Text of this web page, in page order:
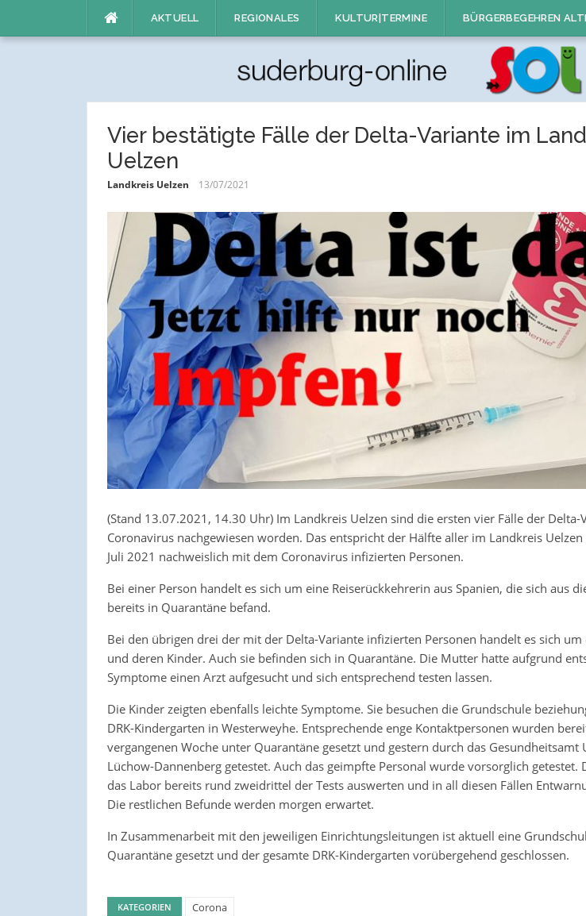
AKTUELL REGIONALES KULTUR|TERMINE BÜRGERBEGEHREN
Vier bestätigte Fälle der Delta-Variante im
Uelzen
Landkreis Uelzen 13/07/2021
(Stand 13.07.2021, 14.30 Uhr) Im Landkreis Uelzen sind die ersten vier Fälle der Delta-
Coronavirus nachgewiesen worden. Das entspricht der Hälfte aller im Landkreis
Juli 2021 nachweislich mit dem Coronavirus infizierten Personen.
Bei einer Person handelt es sich um eine Reiserückkehrerin aus Spanien, die sich aus
bereits in Quarantäne befand.
Bei den übrigen drei der mit der Delta-Variante infizierten Personen handelt es sich
und deren Kinder. Auch sie befinden sich in Quarantäne. Die Mutter hatte aufgrund
Symptome einen Arzt aufgesucht und sich entsprechend testen lassen.
Die Kinder zeigten ebenfalls leichte Symptome. Sie besuchen die Grundschule
DRK-Kindergarten in Westerweyhe. Entsprechende enge Kontaktpersonen wurden
vergangenen Woche unter Quarantäne gesetzt und gestern durch das Gesundheitsamt
Lüchow-Dannenberg getestet. Auch das geimpfte Personal wurde vorsorglich getestet.
das Labor bereits rund zweidrittel der Tests auswerten und in all diesen Fällen
Die restlichen Befunde werden morgen erwartet.
In Zusammenarbeit mit den jeweiligen Einrichtungsleitungen ist aktuell eine
Quarantäne gesetzt und der gesamte DRK-Kindergarten vorübergehend geschlossen.
KATEGORIEN Corona